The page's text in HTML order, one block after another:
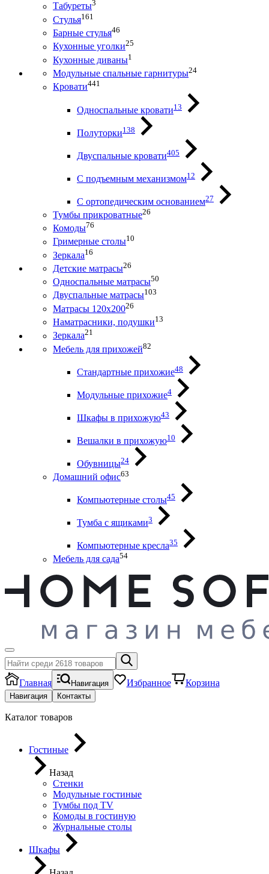
Табуреты3
Стулья161
Барные стулья46
Кухонные уголки25
Кухонные диваны1
Модульные спальные гарнитуры24
Кровати441
Односпальные кровати13
Полуторки138
Двуспальные кровати405
С подъемным механизмом12
С ортопедическим основанием27
Тумбы прикроватные26
Комоды76
Гримерные столы10
Зеркала16
Детские матрасы26
Односпальные матрасы50
Двуспальные матрасы103
Матрасы 120х20026
Наматрасники, подушки13
Зеркала21
Мебель для прихожей82
Стандартные прихожие48
Модульные прихожие4
Шкафы в прихожую43
Вешалки в прихожую10
Обувницы24
Домашний офис63
Компьютерные столы45
Тумба с ящиками3
Компьютерные кресла35
Мебель для сада54
Главная Навигация Избранное Корзина
Навигация Контакты
Каталог товаров
Гостиные
Назад
Стенки
Модульные гостиные
Тумбы под ТV
Комоды в гостиную
Журнальные столы
Шкафы